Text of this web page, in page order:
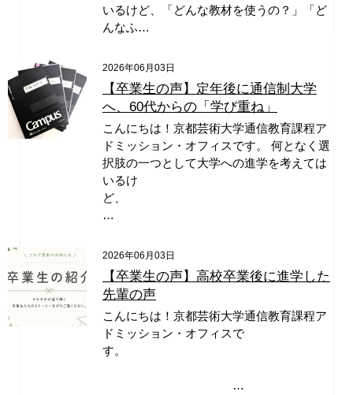
いるけど、「どんな教材を使うの？」「ど
んなふ…
2026年06月03日
【卒業生の声】定年後に通信制大学
へ、60代からの「学び重ね」
こんにちは！京都芸術大学通信教育課程ア
ドミッション・オフィスです。 何となく選
択肢の一つとして大学への進学を考えては
いるけ
ど、
…
2026年06月03日
【卒業生の声】高校卒業後に進学した
先輩の声
こんにちは！京都芸術大学通信教育課程ア
ドミッション・オフィスで
す。
…